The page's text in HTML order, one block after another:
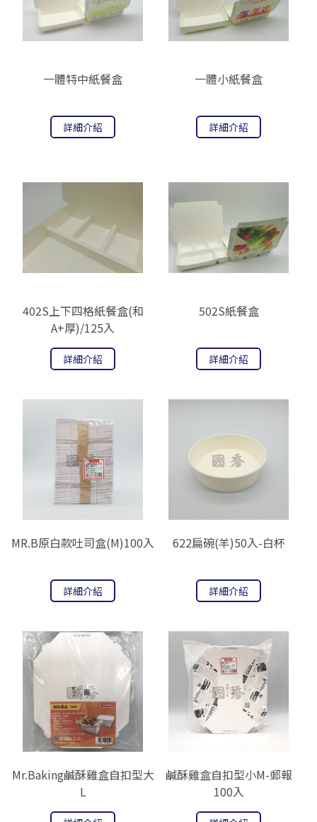
一體特中紙餐盒
詳細介紹
一體小紙餐盒
詳細介紹
402S上下四格紙餐盒(和
A+厚)/125入
詳細介紹
502S紙餐盒
詳細介紹
MR.B原白款吐司盒(M)100入
詳細介紹
622扁碗(羊)50入-白杯
詳細介紹
Mr.Baking鹹酥雞盒自扣型大
L
鹹酥雞盒自扣型小M-郵報
100入